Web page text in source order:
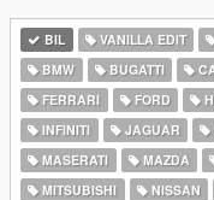
BIL VANILLA EDIT
BMW
BUGATTI
FERRARI
FORD
INFINITI
JAGUAR
MASERATI
MAZDA
MITSUBISHI
NISSAN